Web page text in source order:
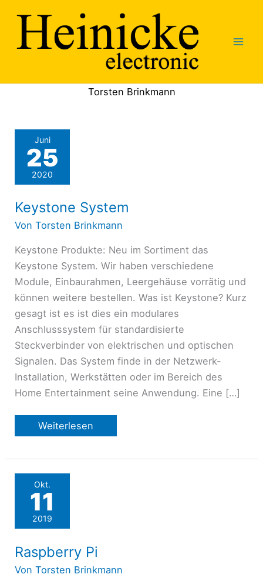
Inhalt
Torsten Brinkmann
Juni
25
2020
Keystone System
VonTorsten Brinkmann
Keystone Produkte: Neu im Sortiment das
Keystone System. Wir haben verschiedene
Module, Einbaurahmen, Leergehäuse vorrätig und
können weitere bestellen. Was ist Keystone? Kurz
gesagt ist es ist dies ein modulares
Anschlusssystem für standardisierte
Steckverbinder von elektrischen und optischen
Signalen. Das System finde in der Netzwerk-
Installation, Werkstätten oder im Bereich des
Home Entertainment seine Anwendung. Eine […]
Keystone
System
Weiterlesen
Okt.
11
2019
Raspberry Pi
VonTorsten Brinkmann